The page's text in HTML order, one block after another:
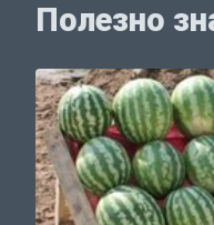
Полезно